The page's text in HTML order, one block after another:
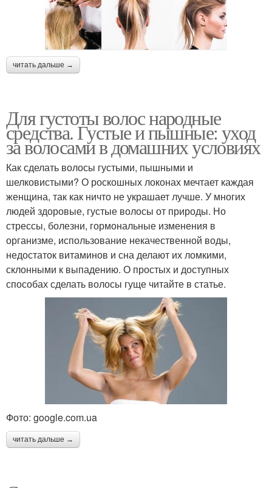
читать дальше →
Для густоты волос народные
средства. Густые и пышные: уход
за волосами в домашних условиях
Как сделать волосы густыми, пышными и
шелковистыми? О роскошных локонах мечтает каждая
женщина, так как ничто не украшает лучше. У многих
людей здоровые, густые волосы от природы. Но
стрессы, болезни, гормональные изменения в
организме, использование некачественной воды,
недостаток витаминов и сна делают их ломкими,
склонными к выпадению. О простых и доступных
способах сделать волосы гуще читайте в статье.
Фото: google.com.ua
читать дальше →